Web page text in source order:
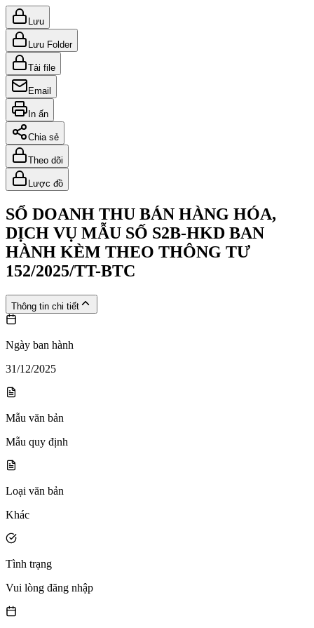
Lưu
Lưu Folder
Tải file
Email
In ấn
Chia sẻ
Theo dõi
Lược đồ
SỔ DOANH THU BÁN HÀNG HÓA,
DỊCH VỤ MẪU SỐ S2B-HKD BAN
HÀNH KÈM THEO THÔNG TƯ
152/2025/TT-BTC
Thông tin chi tiết
Ngày ban hành
31/12/2025
Mẫu văn bản
Mẫu quy định
Loại văn bản
Khác
Tình trạng
Vui lòng đăng nhập